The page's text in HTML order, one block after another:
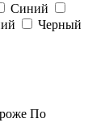
Синий
Черный
По